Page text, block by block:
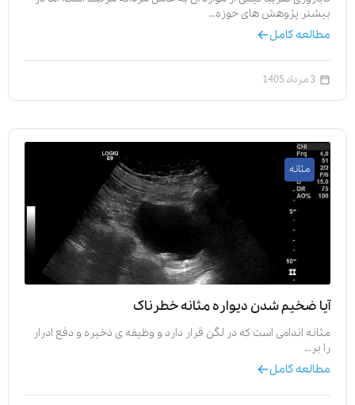
بیشتر پژوهش‌ های حوزه…
مطالعه کامل
3 مرداد 1405
مثانه
آیا ضخیم شدن دیواره مثانه خطرناک
مثانه اندامی است که در لگن قرار دارد و وظیفه‌ ی ذخیره و دفع ادرار
را بر…
مطالعه کامل